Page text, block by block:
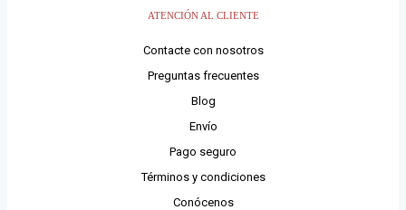
ATENCIÓN AL CLIENTE
Contacte con nosotros
Preguntas frecuentes
Blog
Envío
Pago seguro
Términos y condiciones
Conócenos